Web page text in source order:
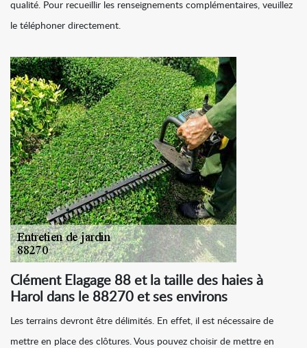
qualité. Pour recueillir les renseignements complémentaires, veuillez
le téléphoner directement.
Clément Elagage 88 et la taille des haies à
Harol dans le 88270 et ses environs
Les terrains devront être délimités. En effet, il est nécessaire de
mettre en place des clôtures. Vous pouvez choisir de mettre en